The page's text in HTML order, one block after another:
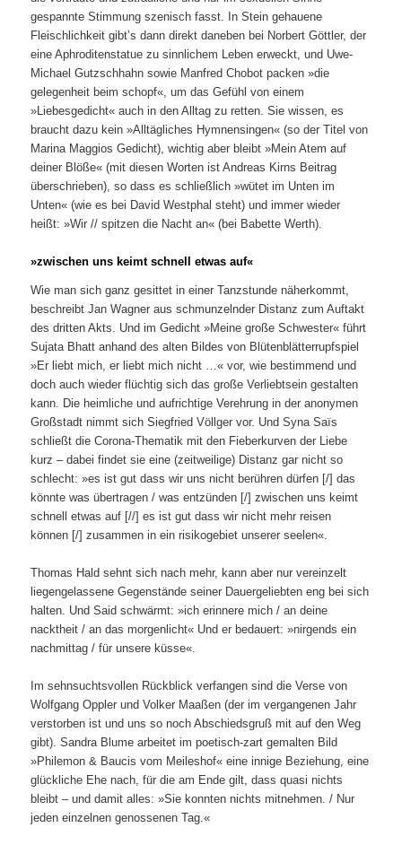
gespannte Stimmung szenisch fasst. In Stein gehauene
Fleischlichkeit gibt’s dann direkt daneben bei Norbert Göttler, der
eine Aphroditenstatue zu sinnlichem Leben erweckt, und Uwe-
Michael Gutzschhahn sowie Manfred Chobot packen »die
gelegenheit beim schopf«, um das Gefühl von einem
»Liebesgedicht« auch in den Alltag zu retten. Sie wissen, es
braucht dazu kein »Alltägliches Hymnensingen« (so der Titel von
Marina Maggios Gedicht), wichtig aber bleibt »Mein Atem auf
deiner Blöße« (mit diesen Worten ist Andreas Kirns Beitrag
überschrieben), so dass es schließlich »wütet im Unten im
Unten« (wie es bei David Westphal steht) und immer wieder
heißt: »Wir // spitzen die Nacht an« (bei Babette Werth).
»zwischen uns keimt schnell etwas auf«
Wie man sich ganz gesittet in einer Tanzstunde näherkommt,
beschreibt Jan Wagner aus schmunzelnder Distanz zum Auftakt
des dritten Akts. Und im Gedicht »Meine große Schwester« führt
Sujata Bhatt anhand des alten Bildes von Blütenblätterrupfspiel
»Er liebt mich, er liebt mich nicht …« vor, wie bestimmend und
doch auch wieder flüchtig sich das große Verliebtsein gestalten
kann. Die heimliche und aufrichtige Verehrung in der anonymen
Großstadt nimmt sich Siegfried Völlger vor. Und Syna Saïs
schließt die Corona-Thematik mit den Fieberkurven der Liebe
kurz – dabei findet sie eine (zeitweilige) Distanz gar nicht so
schlecht: »es ist gut dass wir uns nicht berühren dürfen [/] das
könnte was übertragen / was entzünden [/] zwischen uns keimt
schnell etwas auf [//] es ist gut dass wir nicht mehr reisen
können [/] zusammen in ein risikogebiet unserer seelen«.
Thomas Hald sehnt sich nach mehr, kann aber nur vereinzelt
liegengelassene Gegenstände seiner Dauergeliebten eng bei sich
halten. Und Said schwärmt: »ich erinnere mich / an deine
nacktheit / an das morgenlicht« Und er bedauert: »nirgends ein
nachmittag / für unsere küsse«.
Im sehnsuchtsvollen Rückblick verfangen sind die Verse von
Wolfgang Oppler und Volker Maaßen (der im vergangenen Jahr
verstorben ist und uns so noch Abschiedsgruß mit auf den Weg
gibt). Sandra Blume arbeitet im poetisch-zart gemalten Bild
»Philemon & Baucis vom Meileshof« eine innige Beziehung, eine
glückliche Ehe nach, für die am Ende gilt, dass quasi nichts
bleibt – und damit alles: »Sie konnten nichts mitnehmen. / Nur
jeden einzelnen genossenen Tag.«